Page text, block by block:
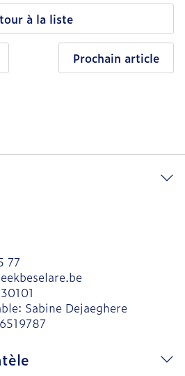
à la liste
Prochain article
77
Sabine Dejaeghere